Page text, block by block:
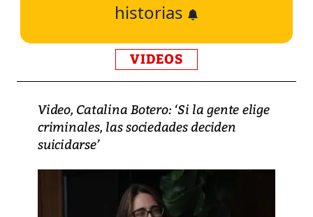
historias
VIDEOS
Video, Catalina Botero: ‘Si la gente elige
criminales, las sociedades deciden
suicidarse’